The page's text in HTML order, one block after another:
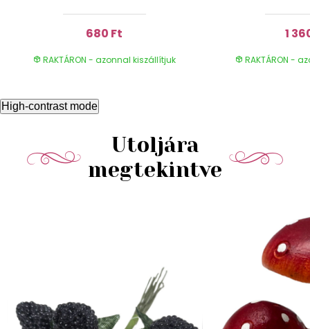
680 Ft
RAKTÁRON - azonnal kiszállítjuk
1
RAKTÁRON -
High-contrast mode
Utoljára
megtekintve